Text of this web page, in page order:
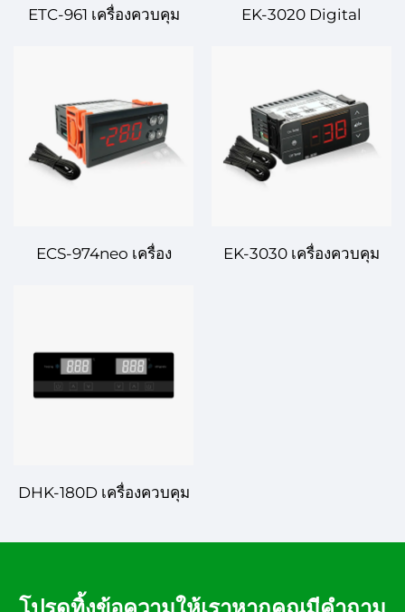
ETC-961 เครื่องควบคุม
ใช้งานหลากหลาย
EK-3020 Digital
อุณหภูมิที่ชาญฉลาดและ
น่าเชื่อถือ
ECS-974neo เครื่อง
ควบคุมอุณหภูมิขั้นสูง
EK-3030 เครื่องควบคุม
DHK-180D เครื่องควบคุม
ควบคุมที่แม่นยำสำหรับการ
การค้า